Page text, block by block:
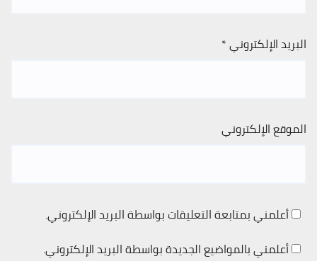
البريد الإلكتروني*
الموقع الإلكتروني
أعلمني بمتابعة التعليقات بواسطة البريد الإلكتروني.
أعلمني بالمواضيع الجديدة بواسطة البريد الإلكتروني.